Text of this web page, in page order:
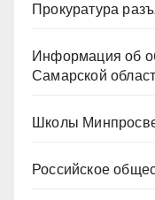
Прокуратура
Информация об
Самарской
Школы
Российское